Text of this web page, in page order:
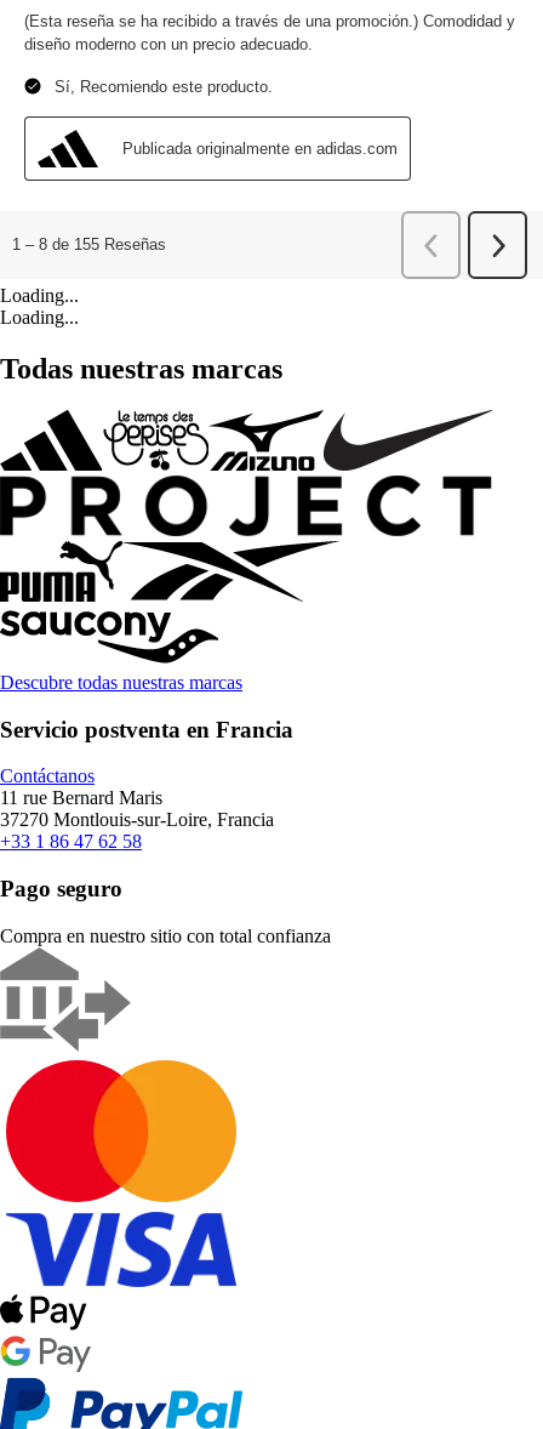
Loading...
Loading...
Todas nuestras marcas
Descubre todas nuestras marcas
Servicio postventa en Francia
Contáctanos
11 rue Bernard Maris
37270 Montlouis-sur-Loire, Francia
+33 1 86 47 62 58
Pago seguro
Compra en nuestro sitio con total confianza